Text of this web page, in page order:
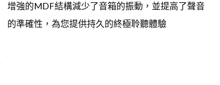
增強的MDF結構減少了音箱的振動，並提高了聲音
的準確性，為您提供持久的終極聆聽體驗